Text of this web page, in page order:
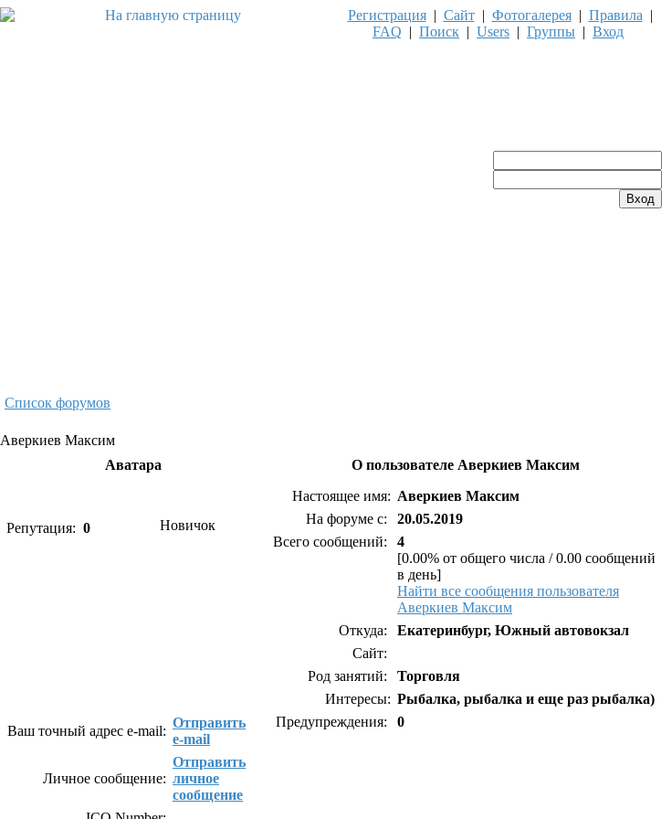
Регистрация| Сайт| Фотогалерея| Правила |
FAQ | Поиск | Users | Группы | Вход
Список форумов
Аверкиев Максим
Аватара
О пользователе Аверкиев Максим
Новичок
Репутация: 0
Настоящее имя: Аверкиев Максим
На форуме с:
20.05.2019
Всего сообщений:
4
[0.00% от общего числа / 0.00 сообщений
в день]
Найти все сообщения пользователя
Аверкиев Максим
Откуда:
Екатеринбург, Южный автовокзал
Сайт:
Род занятий:
Торговля
Интересы: Рыбалка, рыбалка и еще раз рыбалка)
Предупреждения:
0
Ваш точный адрес e-mail:
Отправить
e-mail
Личное сообщение:
Отправить
личное
сообщение